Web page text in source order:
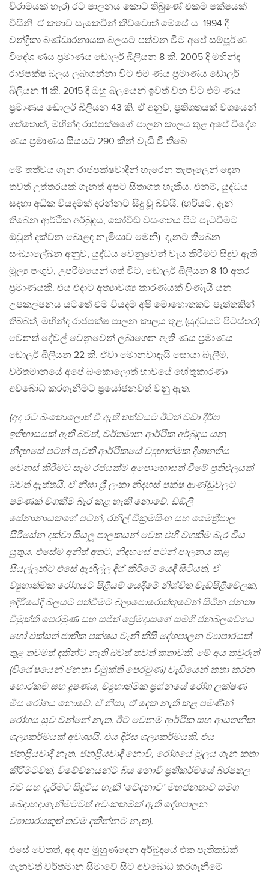
විරාමයක් හැර) රට පාලනය කොට තිබුණේ එකම පක්ෂයක්
විසිනි. ඒ කතාව සැකෙවින් කිව්වොත් මෙසේ ය: 1994 දී
චන්ද්‍රිකා බණ්ඩාරනායක බලයට පත්වන විට අපේ සම්පූර්ණ
විදේශ ණය ප්‍රමාණය ඩොලර් බිලියන 8 කි. 2005 දී මහින්ද
රාජපක්ෂ බලය ලබාගන්නා විට එම ණය ප්‍රමාණය ඩොලර්
බිලියන 11 කි. 2015 දී ඔහු බලයෙන් ඉවත් වන විට එම ණය
ප්‍රමාණය ඩොලර් බිලියන 43 කි. ඒ අනුව, ප්‍රතිශතයක් වශයෙන්
ගත්තොත්, මහින්ද රාජපක්ෂගේ පාලන කාලය තුළ අපේ විදේශ
ණය ප්‍රමාණය සියයට 290 කින් වැඩි වී තිබේ.
මේ තත්වය ගැන රාජපක්ෂවාදීන් හැරෙන තැපෑලෙන් දෙන
තවත් උත්තරයක් ගැනත් අපට සිතාගත හැකිය. එනම්, යුද්ධය
සඳහා අධික වියදමක් දරන්නට සිදු වූ බවයි. (හරියට, දැන්
තිබෙන ආර්ථික අර්බුදය, කෝවිඞ් වසංගතය පිට පැටවීමට
ඔවුන් දක්වන බොළඳ නැමියාව මෙනි). දැනට තිබෙන
සංඛ්‍යාලේඛන අනුව, යුද්ධය වෙනුවෙන් වැය කිරීමට සිදුව ඇති
මූල්‍ය පංගුව, උපරිමයෙන් ගත් විට, ඩොලර් බිලියන 8-10 අතර
ප්‍රමාණයකි. එය එදාට අත්‍යාවශ්‍ය කාරණයක් විණැයි යන
උපකල්පනය යටතේ එම වියදම අපි මොහොතකට පැත්තකින්
තිබ්බත්, මහින්ද රාජපක්ෂ පාලන කාලය තුළ (යුද්ධයට පිටස්තර)
වෙනත් දේවල් වෙනුවෙන් ලබාගෙන ඇති ණය ප්‍රමාණය
ඩොලර් බිලියන 22 කි. ඒවා මොනවාදැයි සොයා බැලීම,
වර්තමානයේ අපේ බංකොලොත් භාවයේ හේතුකාරණා
අවබෝධ කරගැනීමට ප්‍රයෝජනවත් වනු ඇත.
(අද රට බංකොලොත් වී ඇති තත්වයට ඊටත් වඩා දීර්ඝ
ඉතිහාසයක් ඇති බවත්, වර්තමාන ආර්ථික අර්බුදය යනු
නිදහසේ පටන් පැවති ආර්ථිකයේ ව්‍යුහාත්මක දිශානතිය
වෙනස් කිරීමට සෑම රජයක්ම අපොහොසත් වීමේ ප්‍රතිඵලයක්
බවත් ඇත්තයි. ඒ නිසා ශ්‍රී ලංකා නිදහස් පක්ෂ ආණ්ඩුවලට
පමණක් වගකීම බැර කළ හැකි නොවේ. ඩඞ්ලි
සේනානායකගේ පටන්, රනිල් වික්‍රමසිංහ සහ මෛත්‍රීපාල
සිරිසේන දක්වා සියලූ පාලකයන් වෙත එහි වගකීම බැර විය
යුතුය. එසේම අනිත් අතට, නිදහසේ පටන් පාලනය කළ
සියල්ලන්ට එසේ ඇඟිල්ල දිග් කිරීමේ යෙදී සිටියත්, ඒ
ව්‍යුහාත්මක රෝගයට පිළියම් යෙදීමේ නිශ්චිත වැඩපිළිවෙලක්,
ඉදිරියේදී බලයට පත්වීමට බලාපොරොත්තුවෙන් සිටින ජනතා
විමුක්ති පෙරමුණ සහ සජිත් ප්‍රේමදාසගේ සමගි ජනබලවේගය
හෝ එක්සත් ජාතික පක්ෂය වැනි කිසි දේශපාලන ව්‍යාපාරයක්
තුළ තවමත් දකින්ට නැති බවත් තවත් කතාවකි. මේ අය කවුරුත්
(විශේෂයෙන් ජනතා විමුක්ති පෙරමුණ) වැඩියෙන් කතා කරන
හොරකම සහ දූෂණය, ව්‍යුහාත්මක ප්‍රශ්නයේ රෝග ලක්ෂණ
මිස රෝගය නොවේ. ඒ නිසා, ඒ දෙක නැති කළ පමණින්
රෝගය සුව වන්නේ නැත. ඊට වෙනම ආර්ථික සහ ආයතනික
ශල්‍යකර්මයක් අවශ්‍යයි. එය දීර්ඝ ශල්‍යකර්මයකි. එය
ජනප්‍රියවාදී නැත. ජනප්‍රියවාදී නොවී, රෝගයේ මූලය ගැන කතා
කිරීමටවත්, විවේචනයන්ට බිය නොවී ප්‍රතිකර්මයේ බරපතල
බව සහ දැරීමට සිදුවිය හැකි ‘වේදනාව’ මහජනතාව සමග
බෙදාහදාගැනීමටවත් අවංකකමක් ඇති දේශපාලන
ව්‍යාපාරයකුත් තවම දකින්නට නැත).
එසේ වෙතත්, අද අප මුහුණදෙන අර්බුදයේ එක පැතිකඩක්
ගැනවත් වර්තමාන සීමාවේ සිට අවබෝධ කරගැනීමේ